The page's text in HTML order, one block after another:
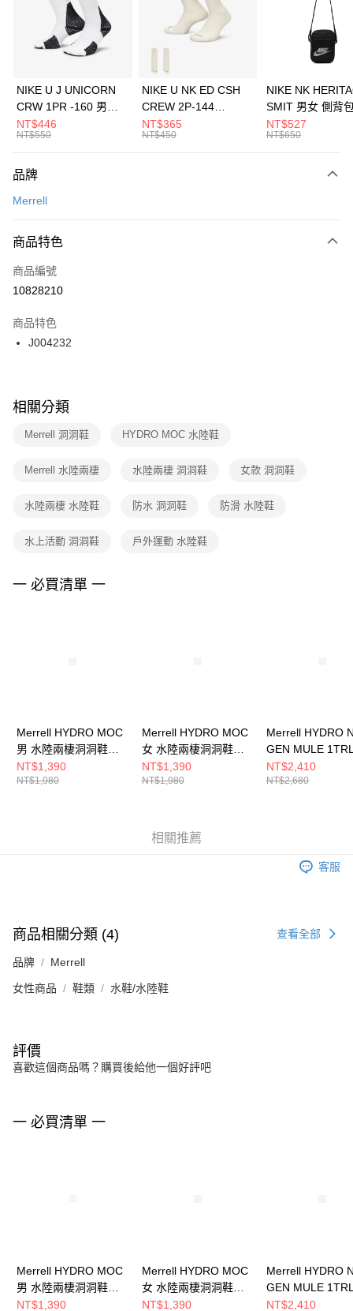
合作金庫商業銀行
第一商業銀行
華南商業銀行
彰化商業銀行
上海商業儲蓄銀行
元大商業銀行
台灣樂天信用卡公司
Apple Pay
全盈+PAY
AFTEE先享後付
【關於「AFTEE先享後付」】
便利好安心！
３．安心：先確認商品／服務後，再付款。
【「AFTEE先享後付」結帳流程】
１．於結帳方式選擇「AFTEE先享後付」後，將跳轉至「AFTEE先享後付」
２．訂單成立數日內，您將收到繳費通知簡訊。
３．收到繳費通知簡訊後14天內，點擊此簡訊中的連結，可透過四大超商／
ATM／網路銀行／等多元方式進行付款，方視為交易完成。
※ 交易是否成功請以「AFTEE先享後付 」之結帳頁面顯示為準，若有關於
是否繳費成功／繳費後需取消欲退款等相關疑問，請聯繫「AFTEE先享後付
客戶支援中心」https://netprotections.freshdesk.com/support/home
１．透過由恩沛科技股份有限公司提供之「AFTEE先享後付」服務完成之交
權轉讓予恩沛科技股份有限公司。
３．未成年的使用者請事先徵得法定代理人或監護人之同意方可使用
４．使用「AFTEE先享後付」時，將依據個別帳號之用戶狀況，依本公司即
運送方式
每筆NT$100，滿NT$1,500(含以上)免運費
宅配
每筆NT$100，滿NT$1,500(含以上)免運費
NIKE U J UNICORN
CRW 1PR -160 男女
中統襪 FZ3393100
NT$446
NT$550
NIKE U NK ED CSH
CREW 2P-144
EMBRDY 男女 短統襪
FZ3073133
NT$365
NT$450
NIKE NK
SMIT 男女 側背
BA5871010
NT$527
NT$650
品牌
Merrell
商品特色
商品編號
10828210
商品特色
J004232
相關分類
Merrell 洞洞鞋 HYDRO MOC 水陸鞋
Merrell 水陸兩棲 水陸兩棲 洞洞鞋 女款 洞洞鞋
水陸兩棲 水陸鞋 防水 洞洞鞋 防滑 水陸鞋
水上活動 洞洞鞋 戶外運動 水陸鞋
一 必買清單 一
Merrell HYDRO MOC
男 水陸兩棲洞洞鞋
J85863
NT$1,390
NT$1,980
Merrell HYDRO MOC
女 水陸兩棲洞洞鞋
J85950
NT$1,390
NT$1,980
Merrell HYDRO
GEN MULE
水陸兩棲洞洞鞋
J005761
NT$2,410
NT$2,680
相關推薦
客服
商品相關分類 (4) 查看全部
品牌 Merrell
女性商品 鞋類 水鞋/水陸鞋
評價
喜歡這個商品嗎？購買後給他一個好評吧
一 必買清單 一
Merrell HYDRO MOC
男 水陸兩棲洞洞鞋
J85863
NT$1,390
Merrell HYDRO MOC
女 水陸兩棲洞洞鞋
J85950
NT$1,390
Merrell HYDRO
GEN MULE
水陸兩棲洞洞鞋
NT$2,410